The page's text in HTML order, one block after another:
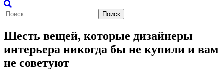
Найти:
Шесть вещей, которые дизайнеры
интерьера никогда бы не купили и вам
не советуют